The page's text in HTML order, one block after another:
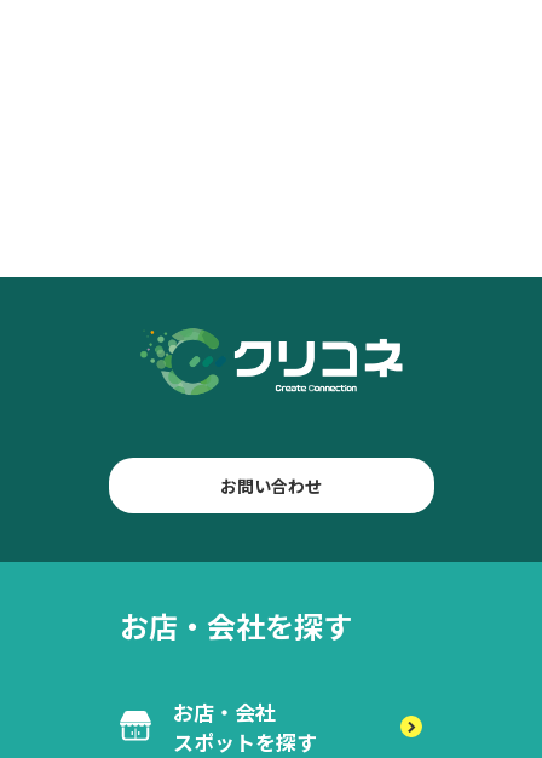
お問い合わせ
お店・会社を探す
お店・会社
スポットを探す